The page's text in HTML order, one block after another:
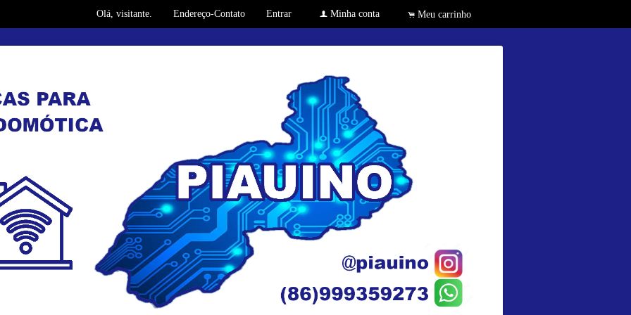
Olá, visitante. Endereço-Contato Entrar f Minha conta . Meu carrinho